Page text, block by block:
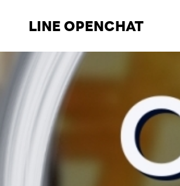
LINE OPENCHAT